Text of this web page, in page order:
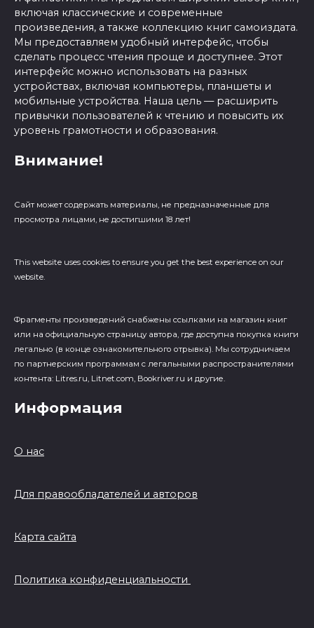
включая классические и современные
произведения, а также коллекцию книг самоиздата.
Мы предоставляем удобный интерфейс, чтобы
сделать процесс чтения проще и доступнее. Этот
интерфейс можно использовать на разных
устройствах, включая компьютеры, планшеты и
мобильные устройства. Наша цель — расширить
привычки пользователей к чтению и повысить их
уровень грамотности и образования.
Внимание!
Сайт может содержать материалы, не предназначенные для
просмотра лицами, не достигшими 18 лет!
This website uses cookies to ensure you get the best experience on our
website.
Фрагменты произведений cнабжены ссылками на магазин книг
или на официальную страницу автора, где доступна покупка книги
легально (в конце ознакомительного отрывка). Мы сотрудничаем
по партнерским программам с легальными распространителями
контента: Litres.ru, Litnet.com, Bookriver.ru и другие.
Информация
О нас
Для правообладателей и авторов
Карта сайта
Политика конфиденциальности